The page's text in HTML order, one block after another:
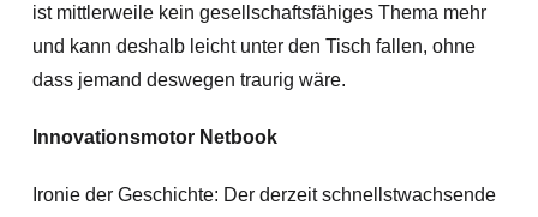
ist mittlerweile kein gesellschaftsfähiges Thema mehr
und kann deshalb leicht unter den Tisch fallen, ohne
dass jemand deswegen traurig wäre.
Innovationsmotor Netbook
Ironie der Geschichte: Der derzeit schnellstwachsende